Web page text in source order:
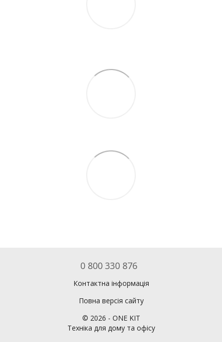
0 800 330 876
Контактна інформація
Повна версія сайту
© 2026 - ONE KIT
Техніка для дому та офісу